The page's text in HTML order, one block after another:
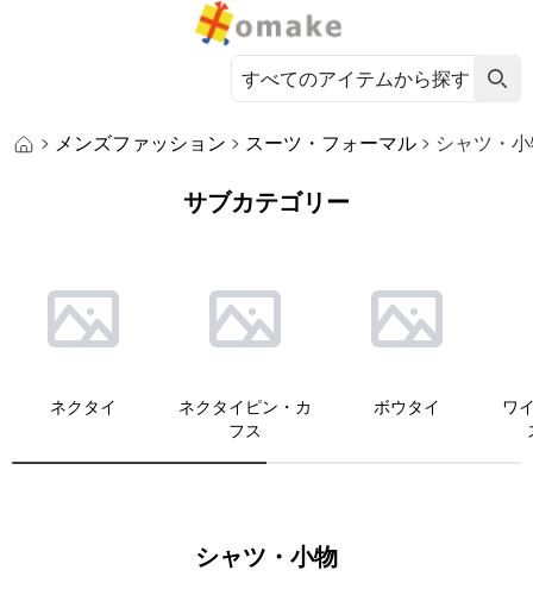
メンズファッション スーツ・フォーマル シャツ・
サブカテゴリー
ネクタイ
ネクタイピン・カ
フス
ボウタイ
ワ
シャツ・小物